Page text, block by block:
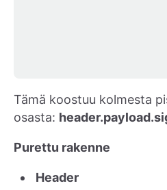
Tämä koostuu kolmesta
osasta:
Purettu rakenne
Header